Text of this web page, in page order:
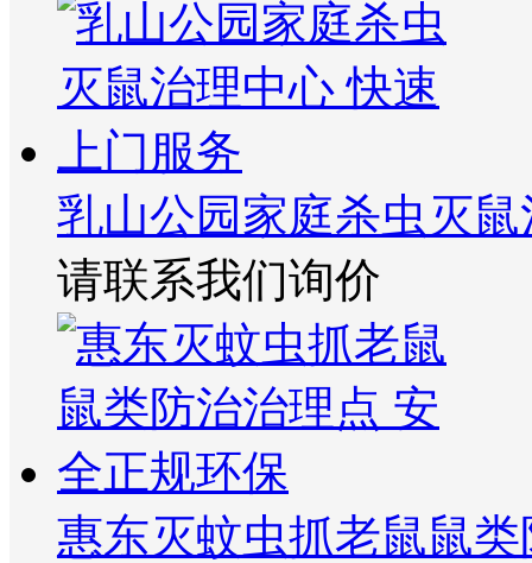
乳山公园家庭杀虫灭
请联系我们询价
惠东灭蚊虫抓老鼠鼠